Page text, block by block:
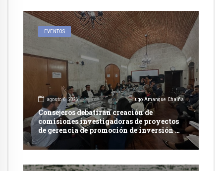
EVENTOS
agosto 6, 2026 Hugo Amanque Chaiña
Consejeros debatirán creación de
comisiones investigadoras de proyectos
de gerencia de promoción de inversión y
carretera en Caylloma